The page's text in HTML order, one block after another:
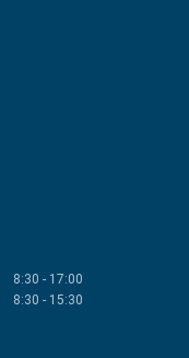
8:30 - 17:00
8:30 - 15:30